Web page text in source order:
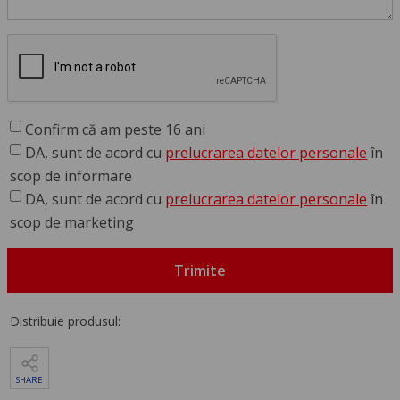
Confirm că am peste 16 ani
DA, sunt de acord cu prelucrarea datelor personale în
scop de informare
DA, sunt de acord cu prelucrarea datelor personale în
scop de marketing
Trimite
Distribuie produsul:
SHARE